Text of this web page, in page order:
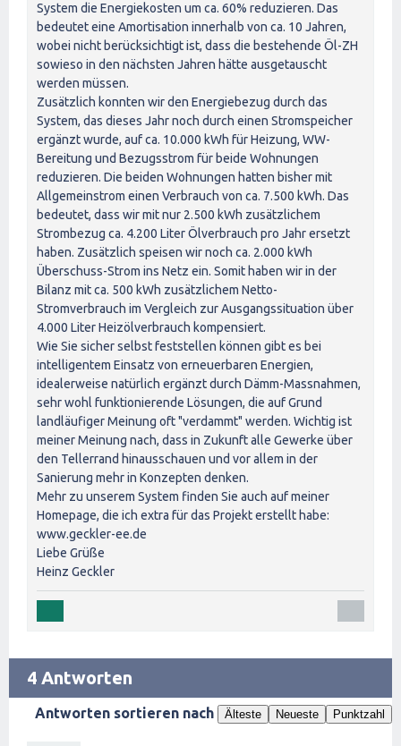
System die Energiekosten um ca. 60% reduzieren. Das
bedeutet eine Amortisation innerhalb von ca. 10 Jahren,
wobei nicht berücksichtigt ist, dass die bestehende Öl-ZH
sowieso in den nächsten Jahren hätte ausgetauscht
werden müssen.
Zusätzlich konnten wir den Energiebezug durch das
System, das dieses Jahr noch durch einen Stromspeicher
ergänzt wurde, auf ca. 10.000 kWh für Heizung, WW-
Bereitung und Bezugsstrom für beide Wohnungen
reduzieren. Die beiden Wohnungen hatten bisher mit
Allgemeinstrom einen Verbrauch von ca. 7.500 kWh. Das
bedeutet, dass wir mit nur 2.500 kWh zusätzlichem
Strombezug ca. 4.200 Liter Ölverbrauch pro Jahr ersetzt
haben. Zusätzlich speisen wir noch ca. 2.000 kWh
Überschuss-Strom ins Netz ein. Somit haben wir in der
Bilanz mit ca. 500 kWh zusätzlichem Netto-
Stromverbrauch im Vergleich zur Ausgangssituation über
4.000 Liter Heizölverbrauch kompensiert.
Wie Sie sicher selbst feststellen können gibt es bei
intelligentem Einsatz von erneuerbaren Energien,
idealerweise natürlich ergänzt durch Dämm-Massnahmen,
sehr wohl funktionierende Lösungen, die auf Grund
landläufiger Meinung oft "verdammt" werden. Wichtig ist
meiner Meinung nach, dass in Zukunft alle Gewerke über
den Tellerrand hinausschauen und vor allem in der
Sanierung mehr in Konzepten denken.
Mehr zu unserem System finden Sie auch auf meiner
Homepage, die ich extra für das Projekt erstellt habe:
www.geckler-ee.de
Liebe Grüße
Heinz Geckler
4 Antworten
Antworten sortieren nach Älteste Neueste Punktzahl